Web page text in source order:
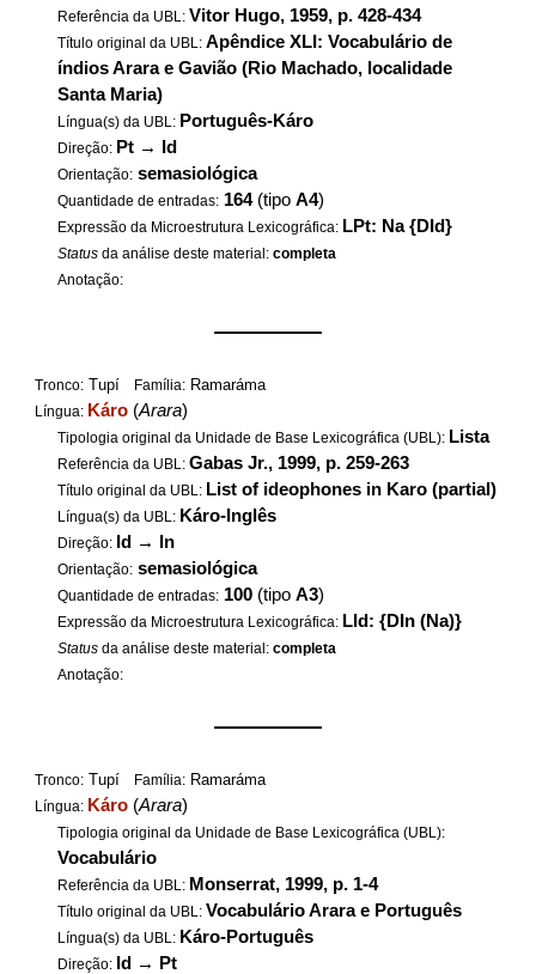
Referência da UBL: Vitor Hugo, 1959, p. 428-434
Título original da UBL:Apêndice XLI: Vocabulário de
índios Arara e Gavião (Rio Machado, localidade
Santa Maria)
Língua(s) da UBL: Português-Káro
Direção: Pt → Id
Orientação: semasiológica
Quantidade de entradas: 164(tipoA4)
Expressão da Microestrutura Lexicográfica: LPt: Na {DId}
Status da análise deste material:completa
Anotação:
——————
Tronco: Tupí Família: Ramaráma
Língua: Káro (Arara)
Tipologia original da Unidade de Base Lexicográfica (UBL): Lista
Referência da UBL:Gabas Jr., 1999, p. 259-263
Título original da UBL: List of ideophones in Karo (partial)
Língua(s) da UBL: Káro-Inglês
Direção: Id → In
Orientação: semasiológica
Quantidade de entradas: 100 (tipoA3)
Expressão da Microestrutura Lexicográfica: LId: {DIn (Na)}
Status da análise deste material:completa
Anotação:
——————
Tronco: Tupí Família: Ramaráma
Língua: Káro (Arara)
Tipologia original da Unidade de Base Lexicográfica (UBL):
Vocabulário
Referência da UBL: Monserrat, 1999, p. 1-4
Título original da UBL: Vocabulário Arara e Português
Língua(s) da UBL: Káro-Português
Direção: Id → Pt